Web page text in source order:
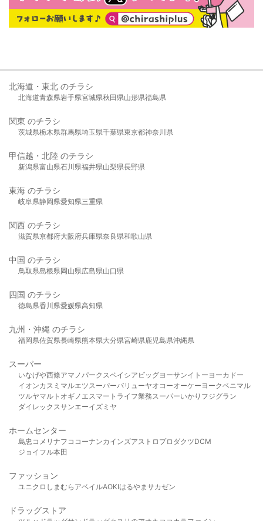
北海道・東北 のチラシ
北海道青森県岩手県宮城県秋田県山形県福島県
関東 のチラシ
茨城県栃木県群馬県埼玉県千葉県東京都神奈川県
甲信越・北陸 のチラシ
新潟県富山県石川県福井県山梨県長野県
東海 のチラシ
岐阜県静岡県愛知県三重県
関西 のチラシ
滋賀県京都府大阪府兵庫県奈良県和歌山県
中国 のチラシ
鳥取県島根県岡山県広島県山口県
四国 のチラシ
徳島県香川県愛媛県高知県
九州・沖縄 のチラシ
福岡県佐賀県長崎県熊本県大分県宮崎県鹿児島県沖縄県
スーパー
いなげや西條アマノパークスベイシア ビッグヨーサンイトーヨーカドー
イオンカスミ マルエツスーパーバリューヤオコーオーケー ヨークベニマル
ツルヤマルト オギノ エスマート ライフ業務スーパーいかり フジグラン
ダイレックスサンエーイズミヤ
ホームセンター
島忠 コメリ ナフコ コーナンカインズアストロプロダクツDCM
ジョイフル本田
ファッション
ユニクロ しまむら アベイルAOKIはるやま サカゼン
ドラッグストア